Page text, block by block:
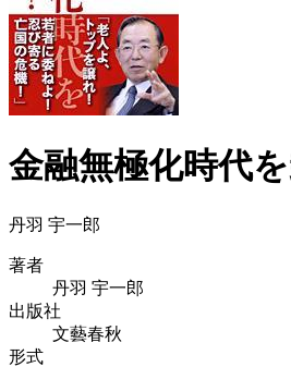
金融無極化時代
丹羽 宇一郎
著者
丹羽 宇一郎
出版社
文藝春秋
形式